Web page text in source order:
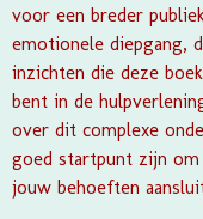
voor een breder
emotionele diepgang,
inzichten die deze
bent in de
over dit complexe
goed startpunt zijn
jouw behoeften